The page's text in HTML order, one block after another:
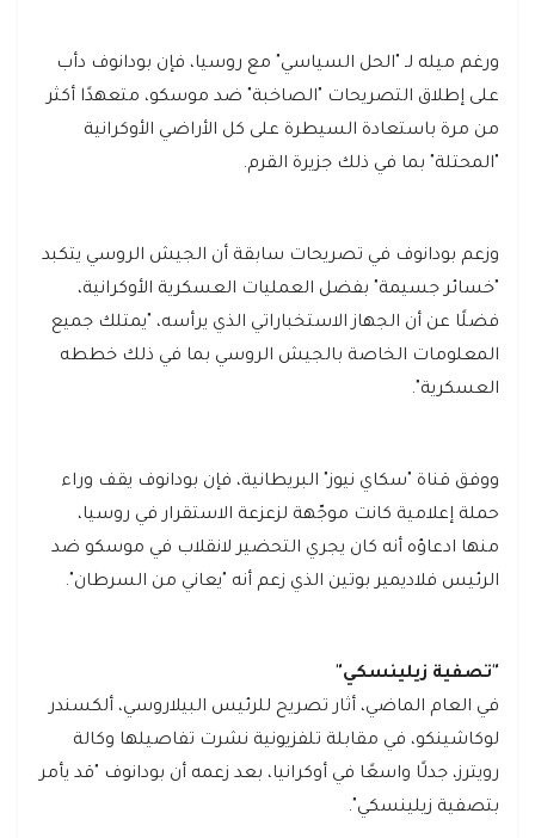
ورغم ميله لـ "الحل السياسي" مع روسيا، فإن بودانوف دأب
على إطلاق التصريحات "الصاخبة" ضد موسكو، متعهدًا أكثر
من مرة باستعادة السيطرة على كل الأراضي الأوكرانية
"المحتلة" بما في ذلك جزيرة القرم.
وزعم بودانوف في تصريحات سابقة أن الجيش الروسي يتكبد
"خسائر جسيمة" بفضل العمليات العسكرية الأوكرانية،
فضلًا عن أن الجهاز الاستخباراتي الذي يرأسه، "يمتلك جميع
المعلومات الخاصة بالجيش الروسي بما في ذلك خططه
العسكرية".
ووفق قناة "سكاي نيوز" البريطانية، فإن بودانوف يقف وراء
حملة إعلامية كانت موجّهة لزعزعة الاستقرار في روسيا،
منها ادعاؤه أنه كان يجري التحضير لانقلاب في موسكو ضد
الرئيس فلاديمير بوتين الذي زعم أنه "يعاني من السرطان".
"تصفية زيلينسكي"
في العام الماضي، أثار تصريح للرئيس البيلاروسي، ألكسندر
لوكاشينكو، في مقابلة تلفزيونية نشرت تفاصيلها وكالة
رويترز، جدلًا واسعًا في أوكرانيا، بعد زعمه أن بودانوف "قد يأمر
بتصفية زيلينسكي".